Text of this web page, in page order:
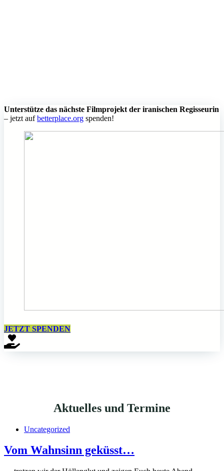
Unterstütze das nächste Filmprojekt der iranischen Regisseurin
– jetzt aufbetterplace.org spenden!
JETZT SPENDEN
Aktuelles und Termine
Uncategorized
Vom Wahnsinn geküsst…